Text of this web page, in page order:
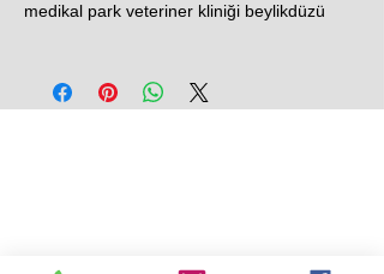
medikal park veteriner kliniği beylikdüzü